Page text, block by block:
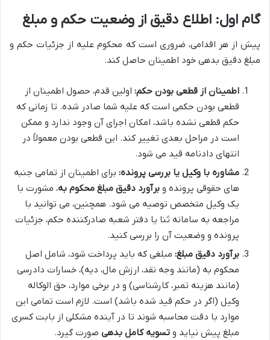
گام اول: اطلاع دقیق از وضعیت حکم و مبلغ
پیش از هر اقدامی، ضروری است که محکوم علیه از جزئیات حکم و
مبلغ دقیق بدهی خود اطمینان حاصل کند.
اطمینان از قطعی بودن حکم: اولین قدم، حصول اطمینان از
قطعی بودن حکمی است که علیه شما صادر شده. تا زمانی که
حکم قطعی نشده باشد، امکان اجرای آن وجود ندارد و ممکن
است در مراحل بعدی تغییر کند. این قطعی بودن معمولاً در
انتهای دادنامه قید می شود.
مشاوره با وکیل یا بررسی پرونده: برای اطمینان از تمامی جنبه
های حقوقی پرونده و برآورد دقیق مبلغ محکوم به، مشورت با
یک وکیل متخصص توصیه می شود. همچنین، می توانید با
مراجعه به سامانه ثنا یا دفتر شعبه صادرکننده حکم، جزئیات
پرونده و وضعیت آن را بررسی کنید.
برآورد دقیق مبلغ: مبلغی که باید پرداخت شود، شامل اصل
محکوم به (مانند وجه نقد، ارزش مال، دیه)، خسارات دادرسی
(مانند هزینه تمبر، کارشناسی) و در برخی موارد، حق الوکاله
وکیل (اگر در حکم قید شده باشد) است. لازم است تمامی این
موارد با دقت محاسبه شوند تا در آینده مشکلی از بابت کسری
مبلغ پیش نیاید و تسویه کامل بدهی صورت گیرد.